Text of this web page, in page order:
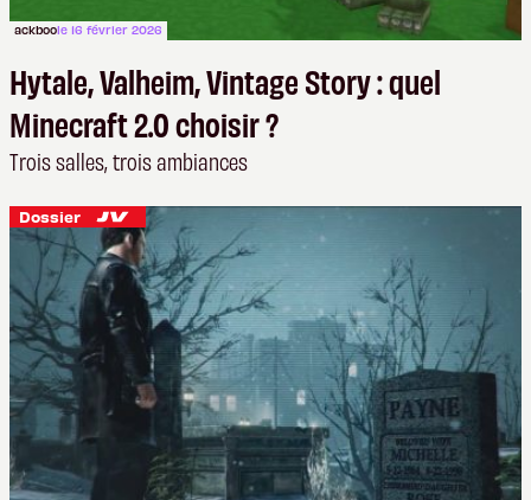
ackboole 16 février 2026
Hytale, Valheim, Vintage Story : quel
Minecraft 2.0 choisir ?
Trois salles, trois ambiances
Dossier